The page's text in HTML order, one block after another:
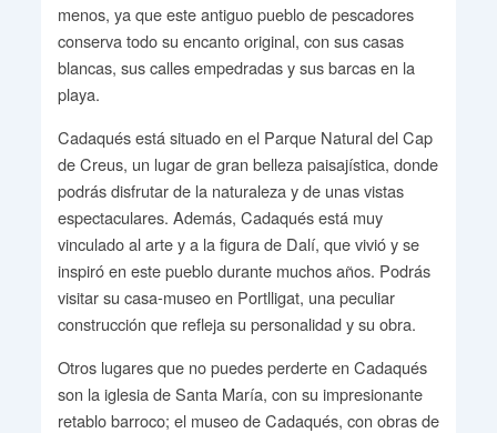
menos, ya que este antiguo pueblo de pescadores
conserva todo su encanto original, con sus casas
blancas, sus calles empedradas y sus barcas en la
playa.
Cadaqués está situado en el Parque Natural del Cap
de Creus, un lugar de gran belleza paisajística, donde
podrás disfrutar de la naturaleza y de unas vistas
espectaculares. Además, Cadaqués está muy
vinculado al arte y a la figura de Dalí, que vivió y se
inspiró en este pueblo durante muchos años. Podrás
visitar su casa-museo en Portlligat, una peculiar
construcción que refleja su personalidad y su obra.
Otros lugares que no puedes perderte en Cadaqués
son la iglesia de Santa María, con su impresionante
retablo barroco; el museo de Cadaqués, con obras de